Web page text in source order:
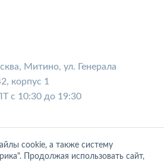
Митино, ул. Генерала
корпус 1
с 10:30 до 19:30
cookie, а также систему
Продолжая использовать сайт,